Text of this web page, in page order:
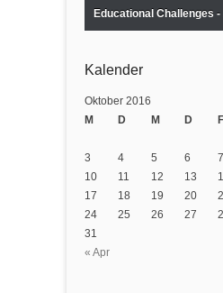
Educational Challenges
Kalender
Oktober 2016
M
D M D F
« Apr
3
4 5 6 7
10
11 12 13
17
18 19 20
24
25 26 27
31